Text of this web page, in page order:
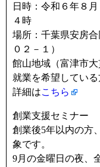
日時：令和６年８
４時
場所：千葉県安房
０２－１）
館山地域（富津市
就業を希望している
詳細はこちら
創業支援セミナー
創業後5年以内の方
象です。
9月の金曜日の夜、